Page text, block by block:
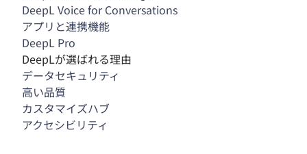
DeepL Voice for Conversations
アプリと連携機能
DeepL Pro
DeepLが選ばれる理由
データセキュリティ
高い品質
カスタマイズハブ
アクセシビリティ